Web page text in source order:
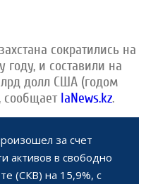
сократились на
и составили на
долл США (годом
сообщает IaNews.kz.
за счет
активов в свободно
(СКВ) на 15,9%, с